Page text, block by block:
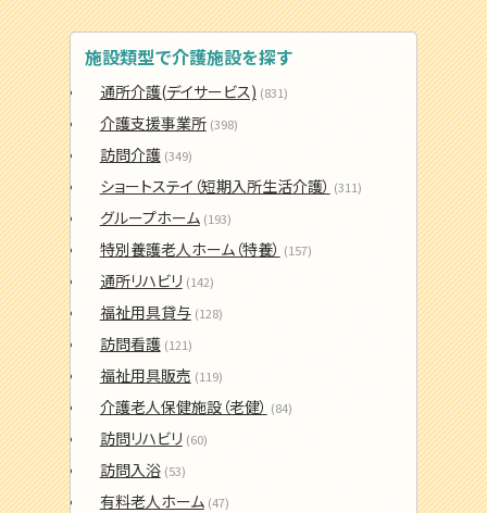
施設類型で介護施設を探す
通所介護(デイサービス) (831)
介護支援事業所 (398)
訪問介護 (349)
ショートステイ（短期入所生活介護） (311)
グループホーム (193)
特別養護老人ホーム（特養） (157)
通所リハビリ (142)
福祉用具貸与 (128)
訪問看護 (121)
福祉用具販売 (119)
介護老人保健施設（老健） (84)
訪問リハビリ (60)
訪問入浴 (53)
有料老人ホーム (47)